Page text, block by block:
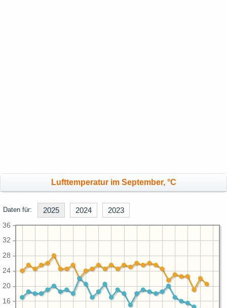
Lufttemperatur im September, °C
Daten für: 2025 2024 2023
16
20
24
28
32
36